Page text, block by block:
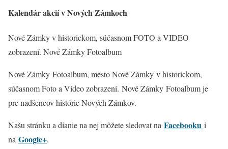
Kalendár akcií v Nových Zámkoch
Nové Zámky v historickom, súčasnom FOTO a VIDEO
zobrazení. Nové Zámky Fotoalbum
Nové Zámky Fotoalbum, mesto Nové Zámky v historickom,
súčasnom Foto a Video zobrazení. Nové Zámky Fotoalbum je
pre nadšencov histórie Nových Zámkov.
Našu stránku a dianie na nej môžete sledovat na Facebooku i
na Google+.